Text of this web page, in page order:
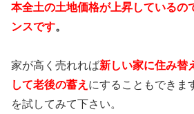
本全土の土地価格が上昇しているの
ンスです。
家が高く売れれば新しい家に住み替
して老後の蓄え にすることもできま
を試してみて下さい。